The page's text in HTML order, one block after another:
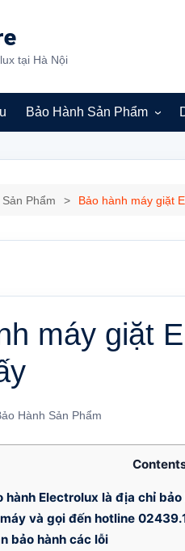
tại Hà Nội
Bảo Hành Sản Phẩm
Electrolux
Phẩm Bảo hành máy giặt
máy giặt
Hành Sản Phẩm
hành Electrolux là địa chỉ
và gọi đến hotline
bảo hành các lỗi